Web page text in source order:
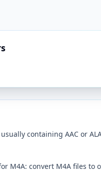
containing AAC or
M4A: convert M4A files